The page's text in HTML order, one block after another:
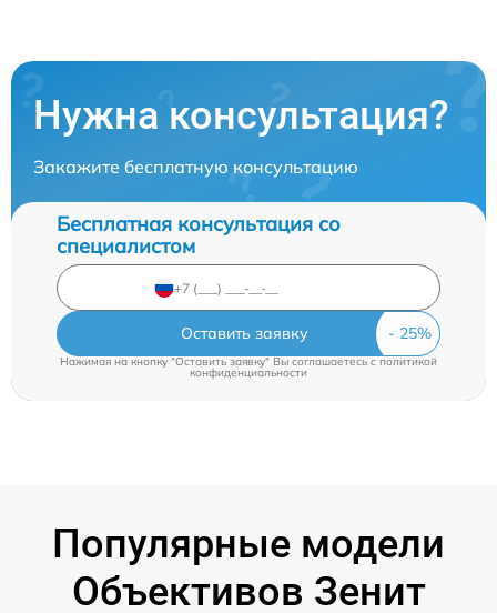
Нужна консультация?
Закажите бесплатную консультацию
Бесплатная консультация со
специалистом
Оставить заявку
Нажимая на кнопку "Оставить заявку" Вы соглашаетесь cполитикой
конфиденциальности
Популярные модели
Объективов Зенит